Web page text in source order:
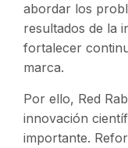
abordar los
resultados de la
fortalecer
marca.
Por ello, Red
innovación
importante.